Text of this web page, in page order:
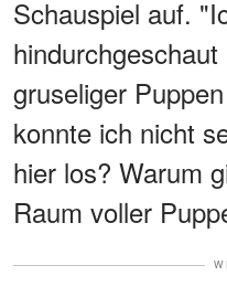
Schauspiel auf.
gruseliger
konnte ich nicht
hier los? Warum
Raum voller